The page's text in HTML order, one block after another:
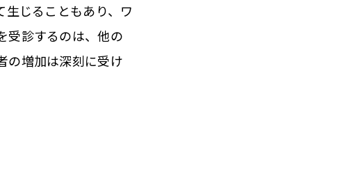
じることもあり、ワ
受診するのは、他の
の増加は深刻に受け